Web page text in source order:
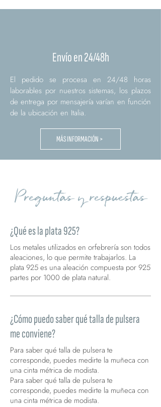
Envío en 24/48h
El pedido se procesa en 24/48 horas
laborables por nuestros sistemas, los plazos
de entrega por mensajería varían en función
de la ubicación en Italia.
MÁS INFORMACIÓN >
Preguntas y respuestas
¿Qué es la plata 925?
Los metales utilizados en orfebrería son todos
aleaciones, lo que permite trabajarlos. La
plata 925 es una aleación compuesta por 925
partes por 1000 de plata natural.
¿Cómo puedo saber qué talla de pulsera
me conviene?
Para saber qué talla de pulsera te
corresponde, puedes medirte la muñeca con
una cinta métrica de modista.
Para saber qué talla de pulsera te
corresponde, puedes medirte la muñeca con
una cinta métrica de modista.